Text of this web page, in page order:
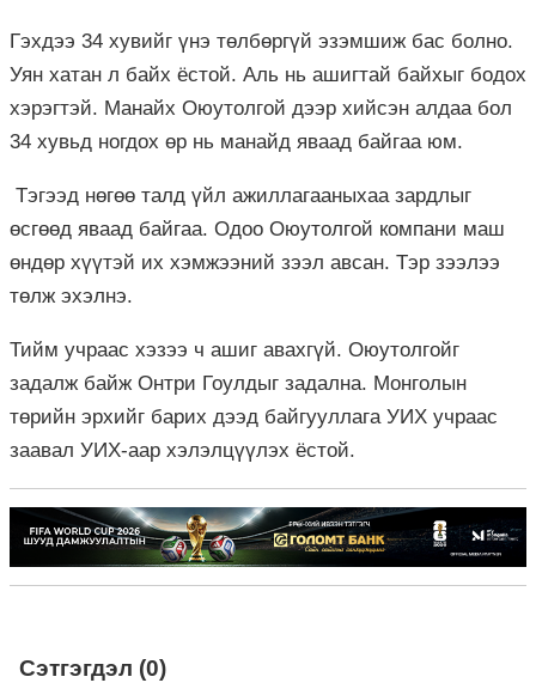
Гэхдээ 34 хувийг үнэ төлбөргүй эзэмшиж бас болно.
Уян хатан л байх ёстой. Аль нь ашигтай байхыг бодох
хэрэгтэй. Манайх Оюутолгой дээр хийсэн алдаа бол
34 хувьд ногдох өр нь манайд яваад байгаа юм.
Тэгээд нөгөө талд үйл ажиллагааныхаа зардлыг
өсгөөд яваад байгаа. Одоо Оюутолгой компани маш
өндөр хүүтэй их хэмжээний зээл авсан. Тэр зээлээ
төлж эхэлнэ.
Тийм учраас хэзээ ч ашиг авахгүй. Оюутолгойг
задалж байж Онтри Гоулдыг задална. Монголын
төрийн эрхийг барих дээд байгууллага УИХ учраас
заавал УИХ-аар хэлэлцүүлэх ёстой.
Сэтгэгдэл (0)